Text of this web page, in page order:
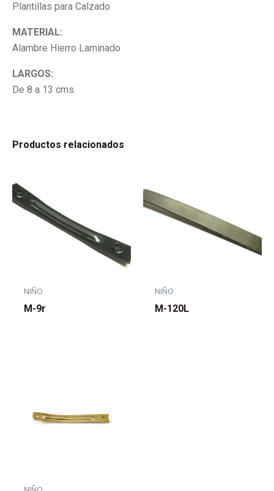
Plantillas para Calzado
MATERIAL:
Alambre Hierro Laminado
LARGOS:
De 8 a 13 cms.
Productos relacionados
NIÑO
M-9r
NIÑO
M-120L